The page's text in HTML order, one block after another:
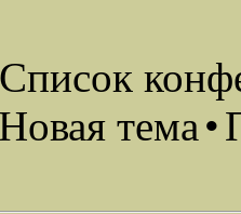
Список
Новая тема•